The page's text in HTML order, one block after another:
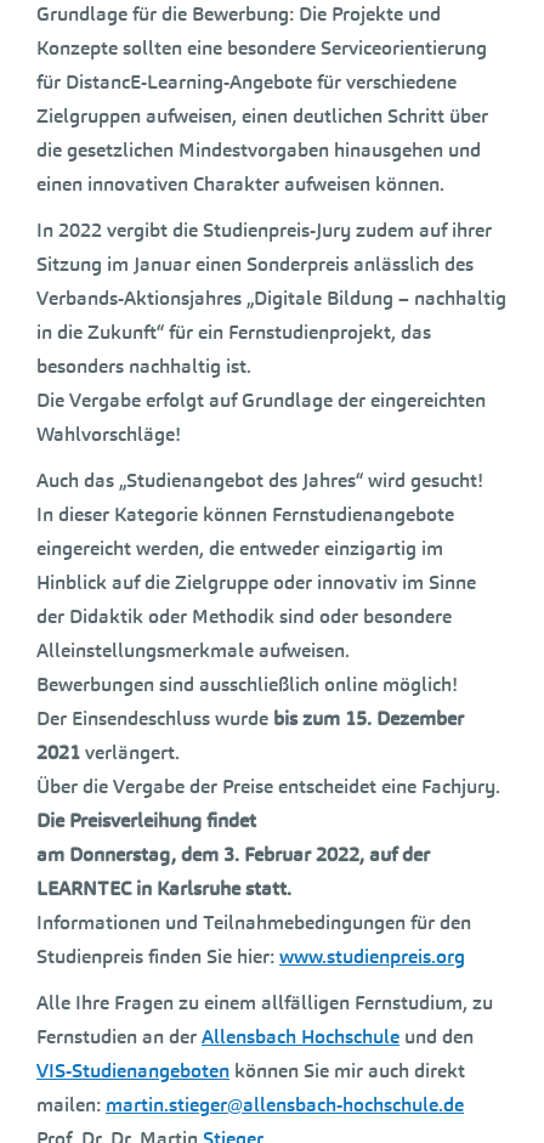
Grundlage für die Bewerbung: Die Projekte und
Konzepte sollten eine besondere Serviceorientierung
für DistancE-Learning-Angebote für verschiedene
Zielgruppen aufweisen, einen deutlichen Schritt über
die gesetzlichen Mindestvorgaben hinausgehen und
einen innovativen Charakter aufweisen können.
In 2022 vergibt die Studienpreis-Jury zudem auf ihrer
Sitzung im Januar einen Sonderpreis anlässlich des
Verbands-Aktionsjahres „Digitale Bildung – nachhaltig
in die Zukunft“ für ein Fernstudienprojekt, das
besonders nachhaltig ist.
Die Vergabe erfolgt auf Grundlage der eingereichten
Wahlvorschläge!
Auch das „Studienangebot des Jahres“ wird gesucht!
In dieser Kategorie können Fernstudienangebote
eingereicht werden, die entweder einzigartig im
Hinblick auf die Zielgruppe oder innovativ im Sinne
der Didaktik oder Methodik sind oder besondere
Alleinstellungsmerkmale aufweisen.
Bewerbungen sind ausschließlich online möglich!
Der Einsendeschluss wurde bis zum 15. Dezember
2021verlängert.
Über die Vergabe der Preise entscheidet eine Fachjury.
Die Preisverleihung findet
am Donnerstag, dem 3. Februar 2022, auf der
LEARNTEC in Karlsruhe statt.
Informationen und Teilnahmebedingungen für den
Studienpreis finden Sie hier:www.studienpreis.org
Alle Ihre Fragen zu einem allfälligen Fernstudium, zu
Fernstudien an derAllensbach Hochschule und den
VIS-Studienangeboten können Sie mir auch direkt
mailen: martin.stieger@allensbach-hochschule.de